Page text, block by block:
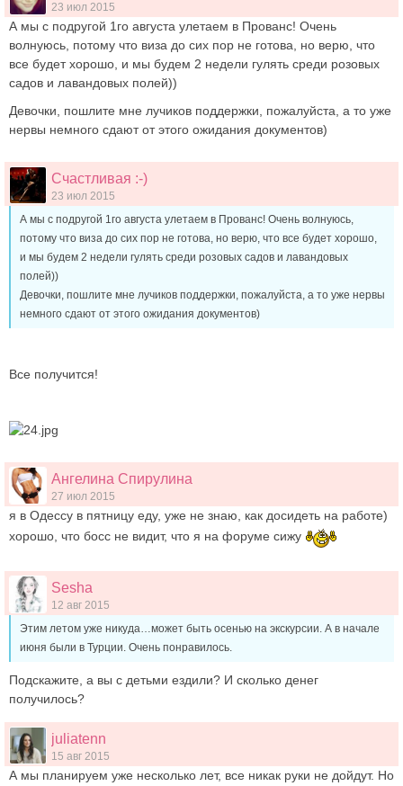
23 июл 2015
А мы с подругой 1го августа улетаем в Прованс! Очень
волнуюсь, потому что виза до сих пор не готова, но верю, что
все будет хорошо, и мы будем 2 недели гулять среди розовых
садов и лавандовых полей))
Девочки, пошлите мне лучиков поддержки, пожалуйста, а то уже
нервы немного сдают от этого ожидания документов)
Счастливая :-)
23 июл 2015
А мы с подругой 1го августа улетаем в Прованс! Очень волнуюсь,
потому что виза до сих пор не готова, но верю, что все будет хорошо,
и мы будем 2 недели гулять среди розовых садов и лавандовых
полей))
Девочки, пошлите мне лучиков поддержки, пожалуйста, а то уже нервы
немного сдают от этого ожидания документов)
Все получится!
Ангелина Спирулина
27 июл 2015
я в Одессу в пятницу еду, уже не знаю, как досидеть на работе)
хорошо, что босс не видит, что я на форуме сижу
Sesha
12 авг 2015
Этим летом уже никуда…может быть осенью на экскурсии. А в начале
июня были в Турции. Очень понравилось.
Подскажите, а вы с детьми ездили? И сколько денег
получилось?
juliatenn
15 авг 2015
А мы планируем уже несколько лет, все никак руки не дойдут. Но